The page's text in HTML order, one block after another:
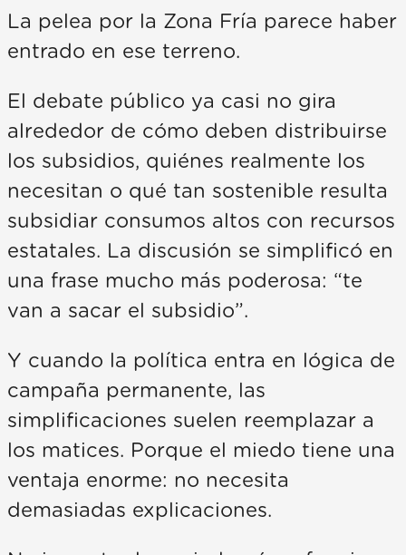
La pelea por la Zona Fría parece haber
entrado en ese terreno.
El debate público ya casi no gira
alrededor de cómo deben distribuirse
los subsidios, quiénes realmente los
necesitan o qué tan sostenible resulta
subsidiar consumos altos con recursos
estatales. La discusión se simplificó en
una frase mucho más poderosa: “te
van a sacar el subsidio”.
Y cuando la política entra en lógica de
campaña permanente, las
simplificaciones suelen reemplazar a
los matices. Porque el miedo tiene una
ventaja enorme: no necesita
demasiadas explicaciones.